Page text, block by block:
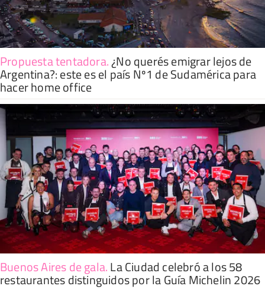
Propuesta tentadora.¿No querés emigrar lejos de
Argentina?: este es el país Nº1 de Sudamérica para
hacer home office
Buenos Aires de gala.La Ciudad celebró a los 58
restaurantes distinguidos por la Guía Michelin 2026